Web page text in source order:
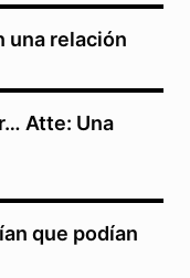
una relación
Atte: Una
que podían